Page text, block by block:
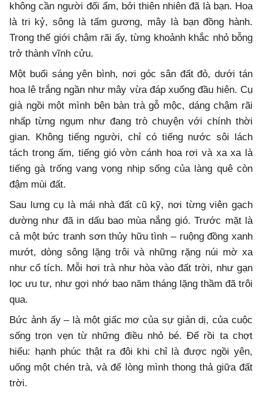
không cần người đối ẩm, bởi thiên nhiên đã là bạn. Hoa
là tri kỷ, sông là tấm gương, mây là bạn đồng hành.
Trong thế giới chậm rãi ấy, từng khoảnh khắc nhỏ bỗng
trở thành vĩnh cửu.
Một buổi sáng yên bình, nơi góc sân đất đỏ, dưới tán
hoa lê trắng ngần như mây vừa đáp xuống đầu hiên. Cụ
già ngồi một mình bên bàn trà gỗ mộc, dáng chậm rãi
nhấp từng ngụm như đang trò chuyện với chính thời
gian. Không tiếng người, chỉ có tiếng nước sôi lách
tách trong ấm, tiếng gió vờn cánh hoa rơi và xa xa là
tiếng gà trống vang vọng nhịp sống của làng quê còn
đậm mùi đất.
Sau lưng cụ là mái nhà đất cũ kỹ, nơi từng viên gạch
dường như đã in dấu bao mùa nắng gió. Trước mặt là
cả một bức tranh sơn thủy hữu tình – ruộng đồng xanh
mướt, dòng sông lặng trôi và những rặng núi mờ xa
như cổ tích. Mỗi hơi trà như hòa vào đất trời, như gạn
lọc ưu tư, như gợi nhớ bao năm tháng lặng thầm đã trôi
qua.
Bức ảnh ấy – là một giấc mơ của sự giản dị, của cuộc
sống trọn vẹn từ những điều nhỏ bé. Để rồi ta chợt
hiểu: hạnh phúc thật ra đôi khi chỉ là được ngồi yên,
uống một chén trà, và để lòng mình thong thả giữa đất
trời.